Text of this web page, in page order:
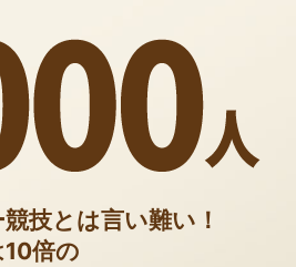
技とは言い難い！
倍の